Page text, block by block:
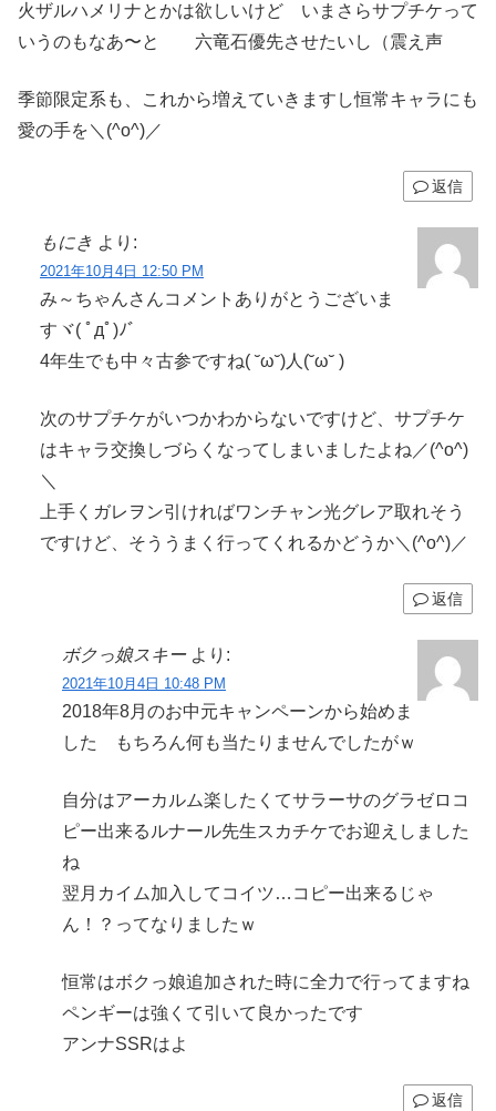
火ザルハメリナとかは欲しいけど いまさらサプチケって
いうのもなあ〜と 六竜石優先させたいし（震え声
季節限定系も、これから増えていきますし恒常キャラにも
愛の手を＼(^o^)／
返信
もにき より:
2021年10月4日 12:50 PM
み～ちゃんさんコメントありがとうございま
すヾ( ﾟдﾟ)ﾉ゛
4年生でも中々古参ですね( ˘ω˘)人(˘ω˘ )
次のサプチケがいつかわからないですけど、サプチケ
はキャラ交換しづらくなってしまいましたよね／(^o^)
＼
上手くガレヲン引ければワンチャン光グレア取れそう
ですけど、そううまく行ってくれるかどうか＼(^o^)／
返信
ボクっ娘スキー より:
2021年10月4日 10:48 PM
2018年8月のお中元キャンペーンから始めま
した もちろん何も当たりませんでしたがｗ
自分はアーカルム楽したくてサラーサのグラゼロコ
ピー出来るルナール先生スカチケでお迎えしました
ね
翌月カイム加入してコイツ…コピー出来るじゃ
ん！？ってなりましたｗ
恒常はボクっ娘追加された時に全力で行ってますね
ペンギーは強くて引いて良かったです
アンナSSRはよ
返信